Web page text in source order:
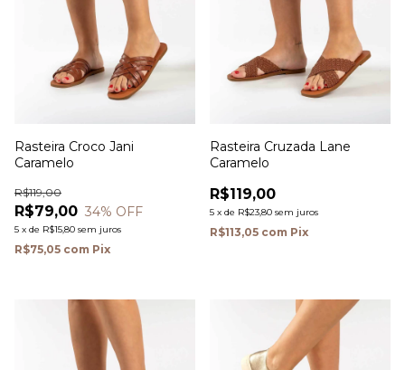
Rasteira Croco Jani
Caramelo
R$79,00
R$119,00
34% OFF
5 x de R$15,80 sem juros
R$75,05 com Pix
Rasteira Cruzada Lane
Caramelo
R$119,00
5 x de R$23,80 sem juros
R$113,05 com Pix